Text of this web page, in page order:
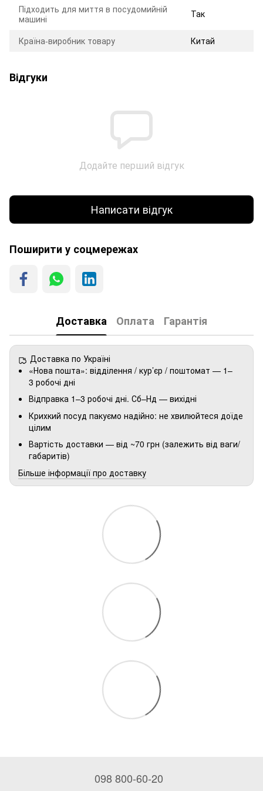
Підходить для миття в посудомийній
машині
Так
Країна-виробник товару Китай
Відгуки
Додайте перший відгук
Написати відгук
Поширити у соцмережах
Доставка Оплата Гарантія
Доставка по Україні
«Нова пошта»: відділення / кур’єр / поштомат — 1–
3 робочі дні
Відправка 1–3 робочі дні. Сб–Нд — вихідні
Крихкий посуд пакуємо надійно: не хвилюйтеся доїде
цілим
Вартість доставки — від ~70 грн (залежить від ваги/
габаритів)
Більше інформації про доставку
098 800-60-20